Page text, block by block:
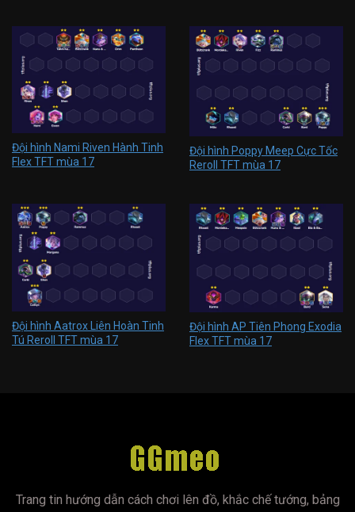
Đội hình Nami Riven Hành Tinh
Flex TFT mùa 17
Đội hình Poppy Meep Cực Tốc
Reroll TFT mùa 17
Đội hình Aatrox Liên Hoàn Tinh
Tú Reroll TFT mùa 17
Đội hình AP Tiên Phong Exodia
Flex TFT mùa 17
Trang tin hướng dẫn cách chơi lên đồ, khắc chế tướng, bảng